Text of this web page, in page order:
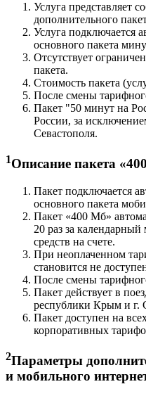
Услуга представляет
дополнительного
Услуга подключается
основного пакета
Отсутствует
пакета.
Стоимость пакета
После смены
Пакет "50 минут на
России, за
Севастополя.
1Описание пакета
Пакет подключается
основного пакета
Пакет «400 Мб»
20 раз за
средств на счете.
При неоплаченном
становится не
После смены
Пакет действует в
республики Крым и г.
Пакет доступен на
корпоративных
2Параметры
и мобильного